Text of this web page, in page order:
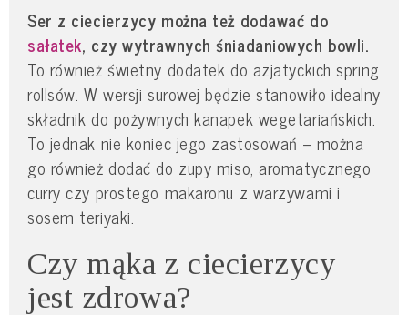
Ser z ciecierzycy można też dodawać do
sałatek, czy wytrawnych śniadaniowych bowli.
To również świetny dodatek do azjatyckich spring
rollsów. W wersji surowej będzie stanowiło idealny
składnik do pożywnych kanapek wegetariańskich.
To jednak nie koniec jego zastosowań – można
go również dodać do zupy miso, aromatycznego
curry czy prostego makaronu z warzywami i
sosem teriyaki.
Czy mąka z ciecierzycy
jest zdrowa?